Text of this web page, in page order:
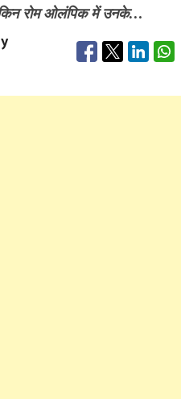
रोम ओलंपिक में उनके…